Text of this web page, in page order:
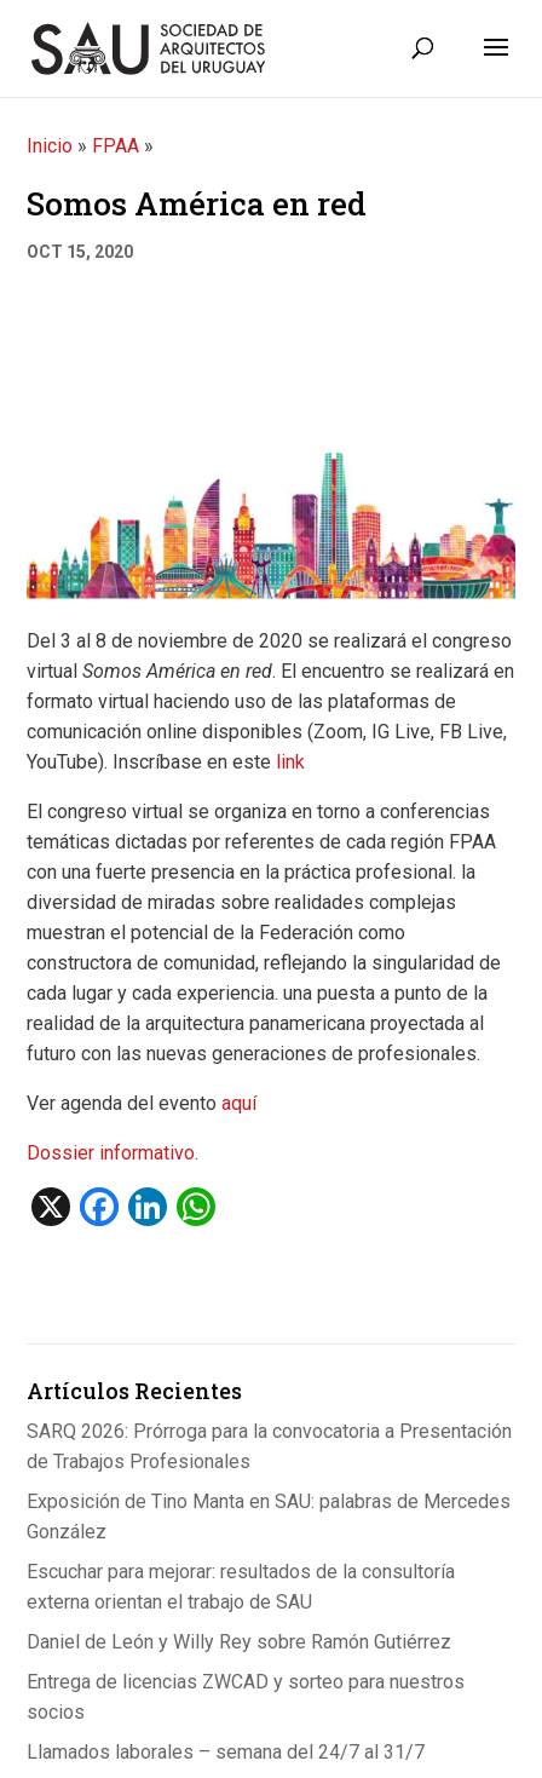
Inicio » FPAA »
Somos América en red
OCT 15, 2020
Del 3 al 8 de noviembre de 2020 se realizará el congreso
virtualSomos América en red. El encuentro se realizará en
formato virtual haciendo uso de las plataformas de
comunicación online disponibles (Zoom, IG Live, FB Live,
YouTube). Inscríbase en este link
El congreso virtual se organiza en torno a conferencias
temáticas dictadas por referentes de cada región FPAA
con una fuerte presencia en la práctica profesional. la
diversidad de miradas sobre realidades complejas
muestran el potencial de la Federación como
constructora de comunidad, reflejando la singularidad de
cada lugar y cada experiencia. una puesta a punto de la
realidad de la arquitectura panamericana proyectada al
futuro con las nuevas generaciones de profesionales.
Ver agenda del evento aquí
Dossier informativo.
X
F
o
k
Li
p
p
Artículos Recientes
SARQ 2026: Prórroga para la convocatoria a Presentación
de Trabajos Profesionales
Exposición de Tino Manta en SAU: palabras de Mercedes
González
Escuchar para mejorar: resultados de la consultoría
externa orientan el trabajo de SAU
Daniel de León y Willy Rey sobre Ramón Gutiérrez
Entrega de licencias ZWCAD y sorteo para nuestros
socios
Llamados laborales – semana del 24/7 al 31/7